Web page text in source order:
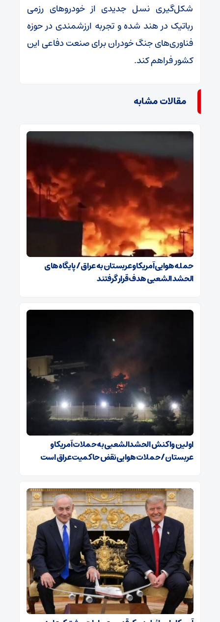
شکل‌گیری نسل جدیدی از خودرو‌های رزمی
رباتیک در هند شده و تجربه ارزشمندی در حوزه
فناوری‌های جنگ خودران برای صنعت دفاعی این
کشور فراهم کند.
مقالات مشابه
حمله هوایی آمریکا و عربستان به عراق / پایگاه‌های
الحشد الشعبی هدف قرار گرفتند
اولین واکنش الحشدالشعبی به حملات آمریکا و
عربستان / حملات هوایی نقض حاکمیت عراق است